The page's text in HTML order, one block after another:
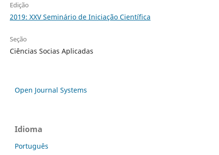
Edição
2019: XXV Seminário de Iniciação Científica
Seção
Ciências Socias Aplicadas
Open Journal Systems
Idioma
Português